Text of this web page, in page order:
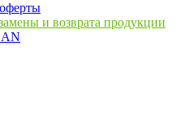
и возврата продукции